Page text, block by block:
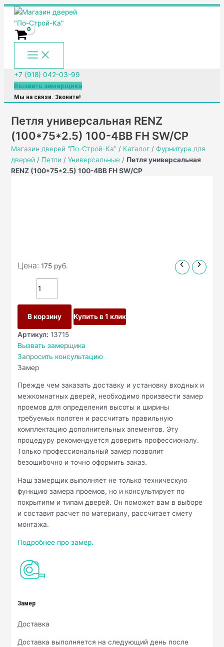
Перейти
содержимому
Main
Menu
+7 (918) 042-03-99
Вызвать замерщика
Мы на связи. Звоните!
Петля универсальная RENZ
(100*75*2.5) 100-4BB FH SW/CP
Магазин дверей "По-Строй-Ка"/ Каталог/ Фурнитура для
дверей / Петли / Универсальные / Петля универсальная
RENZ (100*75*2.5) 100-4BB FH SW/CP
Цена: 175 руб.
Количество
товара
Петля
универсальная
(100*75*2.5)
100-
4BB
FH
SW/CP
В корзину Купить в 1 клик
Артикул: 13715
Вызвать замерщика
Запросить консультацию
Замер
Прежде чем заказать доставку и установку входных и
межкомнатных дверей, необходимо произвести замер
проемов для определения высоты и ширины
требуемых полотен и рассчитать правильную
комплектацию дополнительных элементов. Эту
процедуру рекомендуется доверить профессионалу.
Только профессиональный замер позволит
безошибочно и точно оформить заказ.
Наш замерщик выполняет не только техническую
функцию замера проемов, но и консультирует по
покрытиям и типам дверей. Он поможет вам в выборе
и составит расчет по материалу, рассчитает смету
монтажа.
Подробнее про замер.
Замер
Доставка
Доставка выполняется на следующий день после